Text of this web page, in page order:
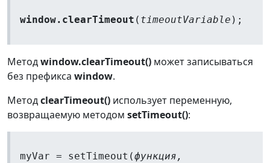
window.clearTimeout ( timeoutVariable );
Методwindow.clearTimeout() может записываться
без префикса window.
МетодclearTimeout() использует переменную,
возвращаемую методом setTimeout():
myVar = setTimeout(функция,